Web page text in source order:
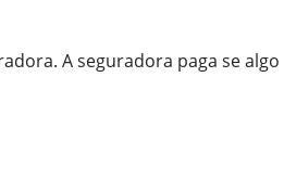
A seguradora paga se algo